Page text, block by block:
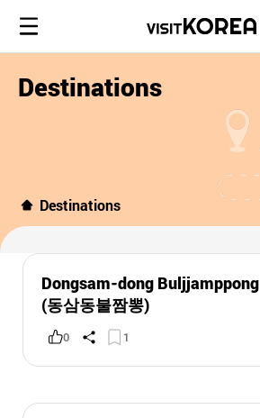
Destinations
Destinations
Dongsam-dong Buljjamppong
(동삼동불짬뽕)
0 1